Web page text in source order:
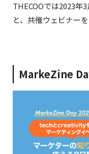
THECOOでは2023年
と、共催ウェビナーを
MarkeZine